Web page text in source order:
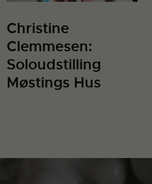
Christine
Clemmesen:
Soloudstilling
Møstings Hus